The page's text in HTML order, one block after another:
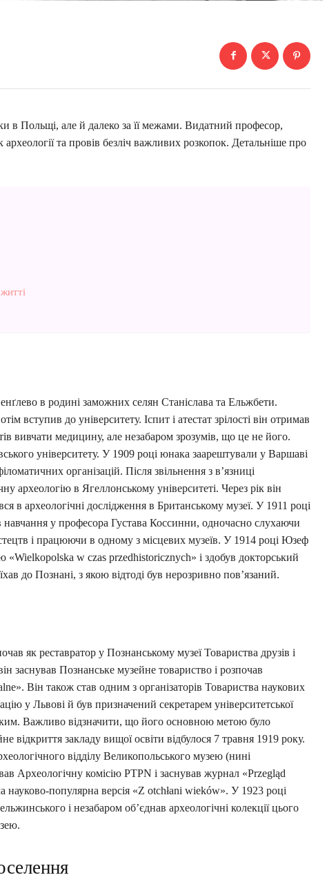
в Польщі, але й далеко за її межами. Видатний професор,
та провів безліч важливих розкопок. Детальніше про
в родині заможних селян Станіслава та Ельжбети.
вступив до університету. Іспит і атестат зрілості він отримав
вивчати медицину, але незабаром зрозумів, що це не його.
університету. У 1909 році юнака заарештували у Варшаві
організацій. Після звільнення з в’язниці
археологію в Ягеллонському університеті. Через рік він
в археологічні дослідження в Британському музеї. У 1911 році
навчання у професора Густава Коссинни, одночасно слухаючи
і працюючи в одному з місцевих музеїв. У 1914 році Юзеф
w czas przedhistoricznych» і здобув докторський
до Познані, з якою відтоді був нерозривно пов’язаний.
як реставратор у Познанському музеї Товариства друзів і
заснував Познанське музейне товариство і розпочав
Він також став одним з організаторів Товариства наукових
у Львові й був призначений секретарем університетської
Важливо відзначити, що його основною метою було
відкриття закладу вищої освіти відбулося 7 травня 1919 року.
відділу Великопольського музею (нині
Археологічну комісію PTPN і заснував журнал «Przegląd
науково-популярна версія «Z otchłani wieków». У 1923 році
і незабаром об’єднав археологічні колекції цього